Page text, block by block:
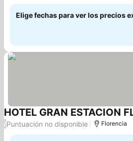
Elige fechas para ver los precios
HOTEL GRAN ESTACION
/Puntuación no disponible Florencia